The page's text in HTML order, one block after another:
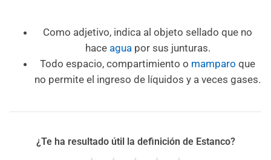
Como adjetivo, indica al objeto sellado que no
hace aguapor sus junturas.
Todo espacio, compartimiento o mamparo que
no permite el ingreso de líquidos y a veces gases.
¿Te ha resultado útil la definición de Estanco?